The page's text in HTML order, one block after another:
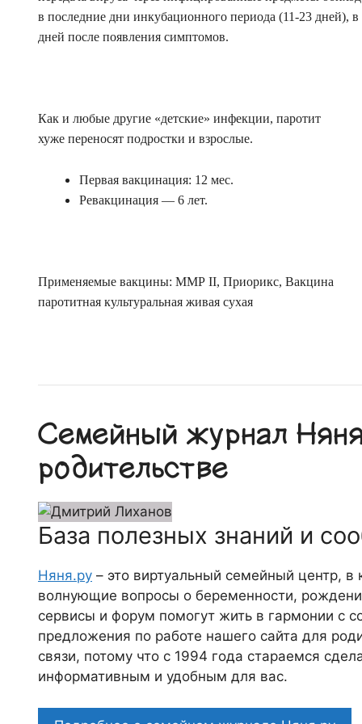
в последние дни инкубационного периода (11-23 дней), в
дней после появления симптомов.
Как и любые другие «детские» инфекции, паротит
хуже переносят подростки и взрослые.
Первая вакцинация: 12 мес.
Ревакцинация — 6 лет.
Применяемые вакцины: ММР II, Приорикс, Вакцина
паротитная культуральная живая сухая
Семейный журнал
родительстве
База полезных знаний и
Няня.ру – это виртуальный семейный центр,
волнующие вопросы о беременности,
сервисы и форум помогут жить в гармонии с
предложения по работе нашего сайта для
связи, потому что c 1994 года стараемся
информативным и удобным для вас.